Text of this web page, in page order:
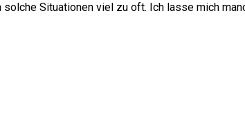
Situationen viel zu oft. Ich lasse mich